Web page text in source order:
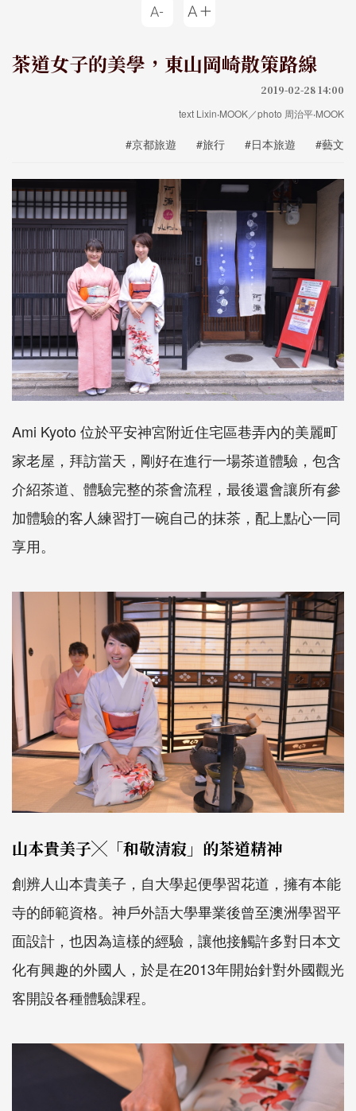
茶道女子的美學，東山岡崎散策路線
2019-02-28 14:00
text Lixin‧MOOK／photo 周治平‧MOOK
#京都旅遊 #旅行 #日本旅遊 #藝文
Ami Kyoto 位於平安神宮附近住宅區巷弄內的美麗町
家老屋，拜訪當天，剛好在進行一場茶道體驗，包含
介紹茶道、體驗完整的茶會流程，最後還會讓所有參
加體驗的客人練習打一碗自己的抹茶，配上點心一同
享用。
山本貴美子╳「和敬清寂」的茶道精神
創辨人山本貴美子，自大學起便學習花道，擁有本能
寺的師範資格。神戶外語大學畢業後曾至澳洲學習平
面設計，也因為這樣的經驗，讓他接觸許多對日本文
化有興趣的外國人，於是在2013年開始針對外國觀光
客開設各種體驗課程。